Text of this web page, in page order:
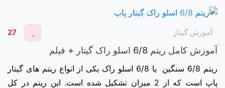
آموزش گیتار 27
آموزش کامل ریتم 6/8 اسلو راک گیتار + فیلم
ریتم 6/8 سنگین یا 6/8 اسلو راک یکی از انواع ریتم های گیتار
پاپ است که از 2 میزان تشکیل شده است. این ریتم در کل